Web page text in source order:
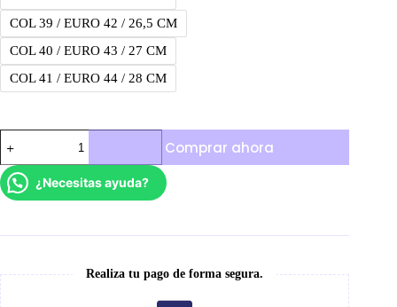
COL 39 / EURO 42 / 26,5 CM
COL 40 / EURO 43 / 27 CM
COL 41 / EURO 44 / 28 CM
Upath
cantidad
Comprar ahora
¿Necesitas ayuda?
Realiza tu pago de forma segura.